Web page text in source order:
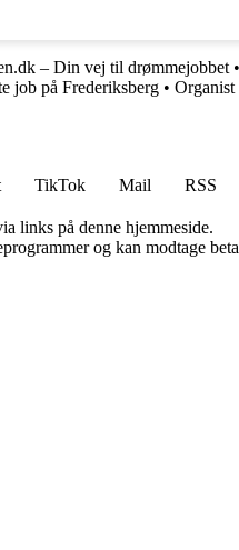
– Din vej til drømmejobbet •
job på Frederiksberg •
TikTok Mail
RSS
links på denne hjemmeside.
og kan modtage